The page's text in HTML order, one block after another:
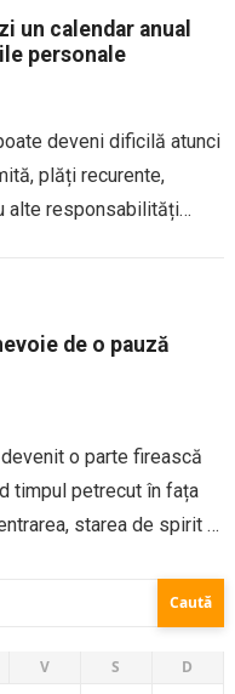
un calendar anual
personale
deveni dificilă atunci
plăți recurente,
alte responsabilități
de o pauză
o parte firească
timpul petrecut în fața
starea de spirit și
V S
D